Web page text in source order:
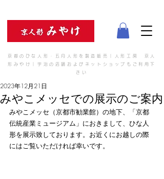
京都のひな人形・五月人形を製造販売｜人形工房 京人
形みやけ｜宇治の店舗およびネットショップもご利用下
さい
みやこメッセでの展示のご案内
2023年12月21日
みやこメッセ（京都市勧業館）の地下、「京都
伝統産業ミュージアム」におきまして、ひな人
形を展示致しております。お近くにお越しの際
にはご覧いただければ幸いです。